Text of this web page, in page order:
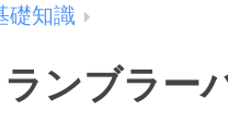
礎知識
ンブラー